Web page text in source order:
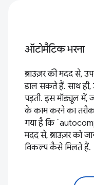
ऑटोमैटिक भरना
ब्राउज़र की मदद से,
डाल सकते हैं. साथ ही,
पड़ती. इस मॉड्यूल में,
के काम करने का तरीका
गया है कि
मदद से, ब्राउज़र को
विकल्प कैसे मिलते हैं.